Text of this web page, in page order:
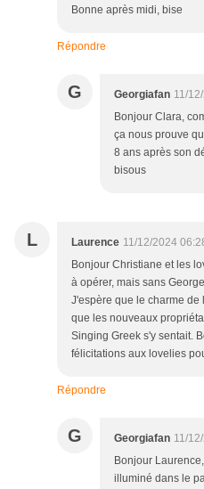
Bonne après midi, bise
Répondre
G Georgiafan 11/
Bonjour Clara,
ça nous prouve
8 ans après son
bisous
L Laurence 11/12/2024
Bonjour Christiane et les
à opérer, mais sans
J'espère que le charme de
que les nouveaux
Singing Greek s'y sentait.
félicitations aux lovelies
Répondre
G Georgiafan 11/
Bonjour
illuminé dans le